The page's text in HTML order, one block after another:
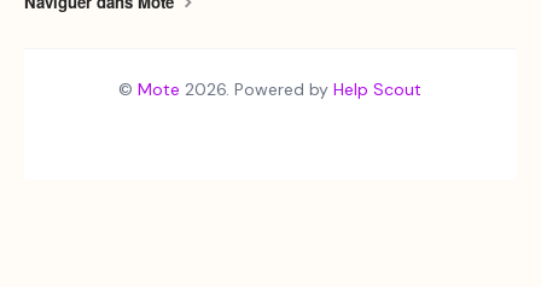
©Mote 2026.Powered byHelp Scout